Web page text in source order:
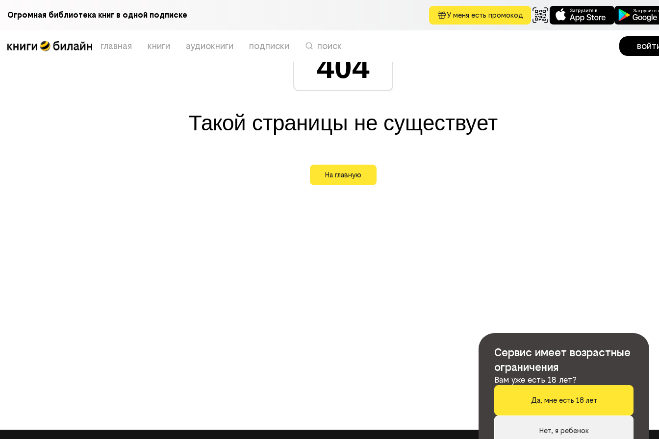
Огромная библиотека книг в одной подписке У меня есть промокод
главная книги аудиокниги подписки поиск
404
Такой страницы не существует
На главную
Сервис имеет возрастные
ограничения
Вам уже есть 18 лет?
Да, мне есть 18 лет
Нет, я ребенок